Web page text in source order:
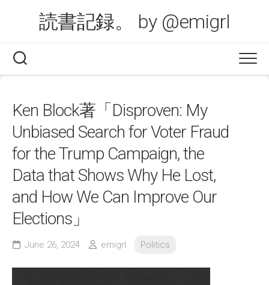
読書記録。 by @emigrl
Ken Block著「Disproven: My
Unbiased Search for Voter Fraud
for the Trump Campaign, the
Data that Shows Why He Lost,
and How We Can Improve Our
Elections」
June 26, 2024 emigrl Politics